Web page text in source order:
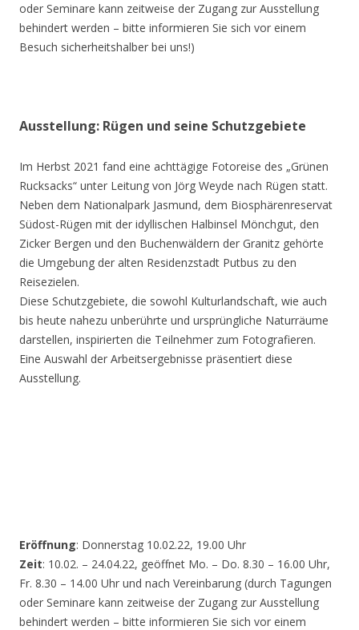
oder Seminare kann zeitweise der Zugang zur Ausstellung
behindert werden – bitte informieren Sie sich vor einem
Besuch sicherheitshalber bei uns!)
Ausstellung: Rügen und seine Schutzgebiete
Im Herbst 2021 fand eine achttägige Fotoreise des „Grünen
Rucksacks“ unter Leitung von Jörg Weyde nach Rügen statt.
Neben dem Nationalpark Jasmund, dem Biosphärenreservat
Südost-Rügen mit der idyllischen Halbinsel Mönchgut, den
Zicker Bergen und den Buchenwäldern der Granitz gehörte
die Umgebung der alten Residenzstadt Putbus zu den
Reisezielen.
Diese Schutzgebiete, die sowohl Kulturlandschaft, wie auch
bis heute nahezu unberührte und ursprüngliche Naturräume
darstellen, inspirierten die Teilnehmer zum Fotografieren.
Eine Auswahl der Arbeitsergebnisse präsentiert diese
Ausstellung.
Eröffnung: Donnerstag 10.02.22, 19.00 Uhr
Zeit: 10.02. – 24.04.22, geöffnet Mo. – Do. 8.30 – 16.00 Uhr,
Fr. 8.30 – 14.00 Uhr und nach Vereinbarung (durch Tagungen
oder Seminare kann zeitweise der Zugang zur Ausstellung
behindert werden – bitte informieren Sie sich vor einem